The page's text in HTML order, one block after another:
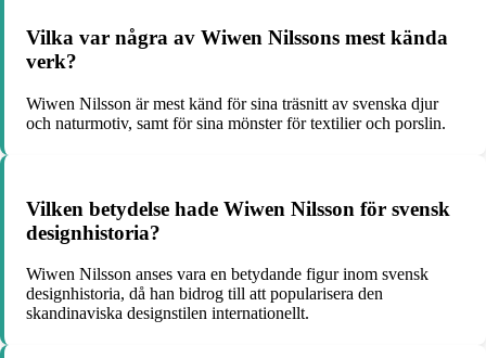
Vilka var några av Wiwen Nilssons mest kända
verk?
Wiwen Nilsson är mest känd för sina träsnitt av svenska djur
och naturmotiv, samt för sina mönster för textilier och porslin.
Vilken betydelse hade Wiwen Nilsson för svensk
designhistoria?
Wiwen Nilsson anses vara en betydande figur inom svensk
designhistoria, då han bidrog till att popularisera den
skandinaviska designstilen internationellt.